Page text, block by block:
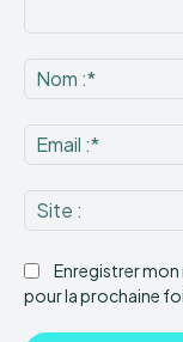
Enregistrer mon
pour la prochaine